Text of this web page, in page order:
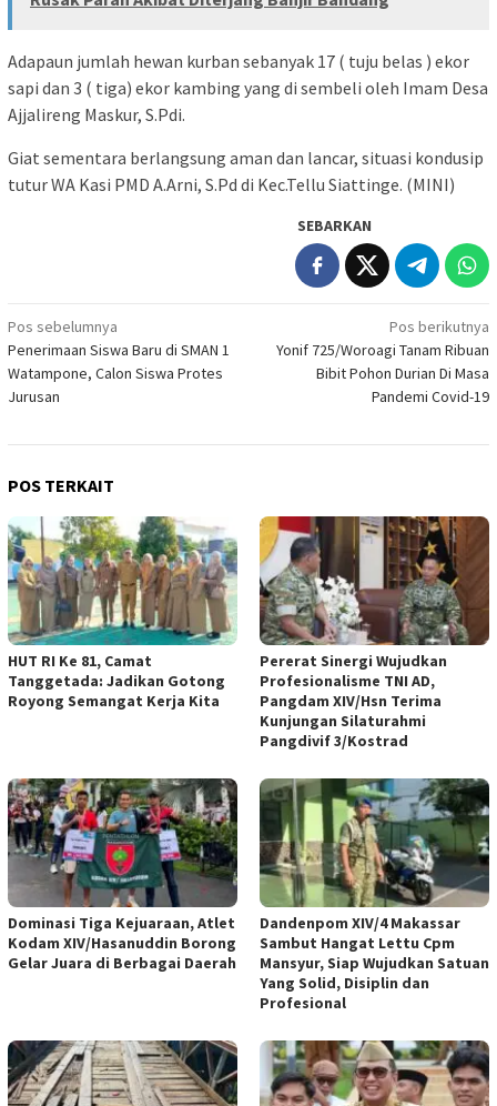
Adapaun jumlah hewan kurban sebanyak 17 ( tuju belas ) ekor
sapi dan 3 ( tiga) ekor kambing yang di sembeli oleh Imam Desa
Ajjalireng Maskur, S.Pdi.
Giat sementara berlangsung aman dan lancar, situasi kondusip
tutur WA Kasi PMD A.Arni, S.Pd di Kec.Tellu Siattinge. (MINI)
SEBARKAN
Navigasi
pos
Pos sebelumnya
Penerimaan Siswa Baru di SMAN 1
Watampone, Calon Siswa Protes
Jurusan
Pos berikutnya
Yonif 725/Woroagi Tanam Ribuan
Bibit Pohon Durian Di Masa
Pandemi Covid-19
POS TERKAIT
HUT RI Ke 81, Camat
Tanggetada: Jadikan Gotong
Royong Semangat Kerja Kita
Pererat Sinergi Wujudkan
Profesionalisme TNI AD,
Pangdam XIV/Hsn Terima
Kunjungan Silaturahmi
Pangdivif 3/Kostrad
Dominasi Tiga Kejuaraan, Atlet
Kodam XIV/Hasanuddin Borong
Gelar Juara di Berbagai Daerah
Dandenpom XIV/4 Makassar
Sambut Hangat Lettu Cpm
Mansyur, Siap Wujudkan Satuan
Yang Solid, Disiplin dan
Profesional